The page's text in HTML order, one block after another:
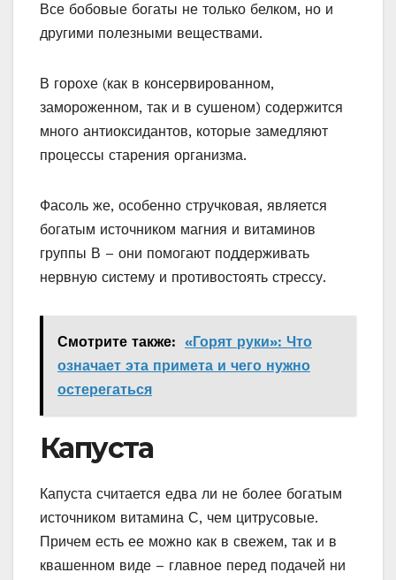
Все бобовые богаты не только белком, но и
другими полезными веществами.
В горохе (как в консервированном,
замороженном, так и в сушеном) содержится
много антиоксидантов, которые замедляют
процессы старения организма.
Фасоль же, особенно стручковая, является
богатым источником магния и витаминов
группы В – они помогают поддерживать
нервную систему и противостоять стрессу.
Смотрите также: «Горят руки»: Что
означает эта примета и чего нужно
остерегаться
Капуста
Капуста считается едва ли не более богатым
источником витамина С, чем цитрусовые.
Причем есть ее можно как в свежем, так и в
квашенном виде – главное перед подачей ни